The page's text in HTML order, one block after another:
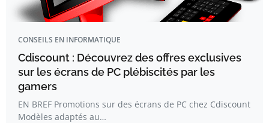
CONSEILS EN INFORMATIQUE
Cdiscount : Découvrez des offres exclusives
sur les écrans de PC plébiscités par les
gamers
EN BREF Promotions sur des écrans de PC chez Cdiscount
Modèles adaptés au…